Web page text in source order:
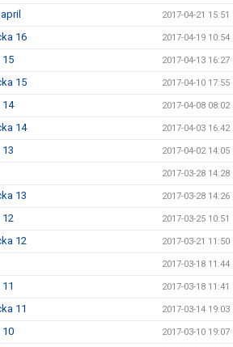
2017-04-21 15:51
16 2017-04-19 10:54
15 2017-04-13 16:27
15 2017-04-10 17:55
14 2017-04-08 08:02
14 2017-04-03 16:42
2017-04-02 14:05
2017-03-28 14:28
13 2017-03-28 14:26
12 2017-03-25 10:51
12 2017-03-21 11:50
2017-03-18 11:44
2017-03-18 11:41
11 2017-03-14 19:03
10 2017-03-10 19:07